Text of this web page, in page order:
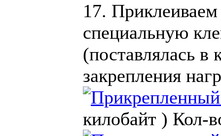
17.
специальную
(поставлялась в
закрепления
килобайт ) Кол-